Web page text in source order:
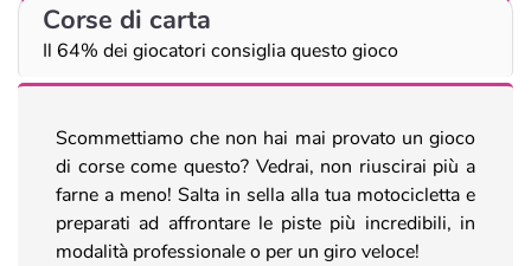
Corse di carta
Il 64% dei giocatori consiglia questo gioco
Scommettiamo che non hai mai provato un gioco
di corse come questo? Vedrai, non riuscirai più a
farne a meno! Salta in sella alla tua motocicletta e
preparati ad affrontare le piste più incredibili, in
modalità professionale o per un giro veloce!